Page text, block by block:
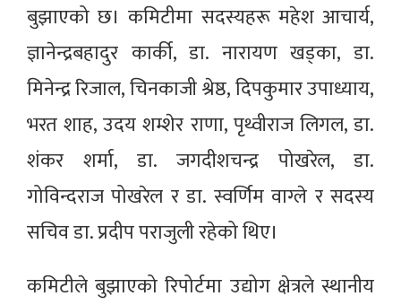
बुझाएको छ। कमिटीमा सदस्यहरू महेश आचार्य,
ज्ञानेन्द्रबहादुर कार्की, डा. नारायण खड्का, डा.
मिनेन्द्र रिजाल, चिनकाजी श्रेष्ठ, दिपकुमार उपाध्याय,
भरत शाह, उदय शम्शेर राणा, पृथ्वीराज लिगल, डा.
शंकर शर्मा, डा. जगदीशचन्द्र पोखरेल, डा.
गोविन्दराज पोखरेल र डा. स्वर्णिम वाग्ले र सदस्य
सचिव डा. प्रदीप पराजुली रहेको थिए।
कमिटीले बुझाएको रिपोर्टमा उद्योग क्षेत्रले स्थानीय